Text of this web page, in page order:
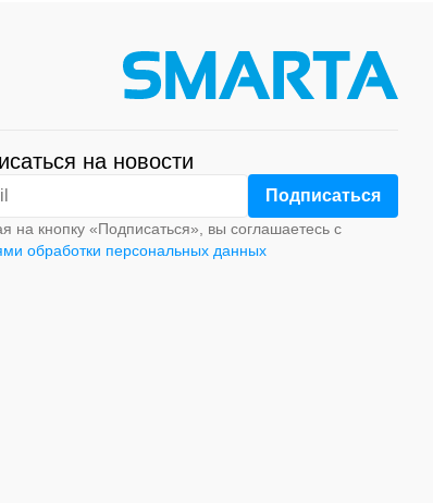
на новости
на кнопку «Подписаться», вы соглашаетесь с
обработки персональных данных